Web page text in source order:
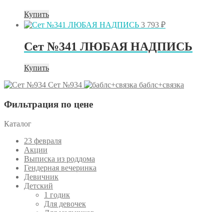
Купить
3 793 ₽
Сет №341 ЛЮБАЯ НАДПИСЬ
Купить
Сет №934
баблс+связка
Фильтрация по цене
Каталог
23 февраля
Акции
Выписка из роддома
Гендерная вечеринка
Девичник
Детский
1 годик
Для девочек